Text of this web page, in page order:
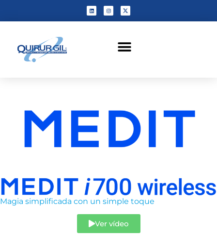
Magia simplificada con un simple toque
Ver vídeo